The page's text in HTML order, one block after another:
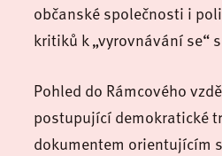
občanské společnosti i
kritiků k „vyrovnávání se“
Pohled do Rámcového
postupující demokratické
dokumentem orientujícím